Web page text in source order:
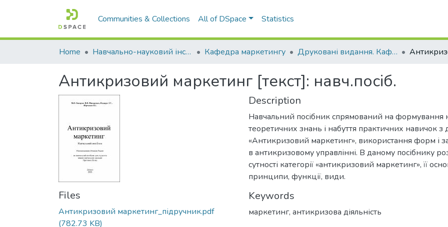
Communities & Collections All of DSpace Statistics
Home Навчально-науковий інститут економіки, управління, права та інформаційних технологій Кафедра маркетингу Друковані видання. Кафедра маркетингу
Антикризовий маркетинг [текст]: навч.посіб.
Files
Антикризовий маркетинг_підручник.pdf
(782.73 KB)
Description
Навчальний посібник спрямований на формування
теоретичних знань і набуття практичних навичок з
«Антикризовий маркетинг», використання форм і
в антикризовому управлінні. В даному посібнику
сутності категорії «антикризовий маркетинг», її
принципи, функції, види.
Keywords
маркетинг, антикризова діяльність